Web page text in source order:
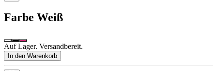
Farbe Weiß
Auf Lager. Versandbereit.
In den Warenkorb